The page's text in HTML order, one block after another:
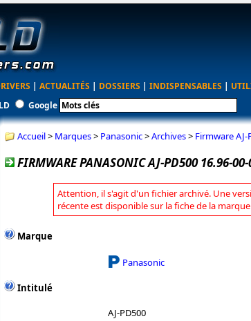
| ACTUALITÉS | DOSSIERS | INDISPENSABLES |
Google
Accueil> Marques> Panasonic>Archives> Firmware AJ-
FIRMWARE PANASONIC AJ-PD500 16.96-
Attention, il s'agit d'un fichier archivé. Une
récente est disponible sur la fiche de la
Marque
Panasonic
Intitulé
AJ-PD500